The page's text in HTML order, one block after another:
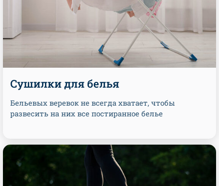
Сушилки для белья
Бельевых веревок не всегда хватает, чтобы
развесить на них все постиранное белье